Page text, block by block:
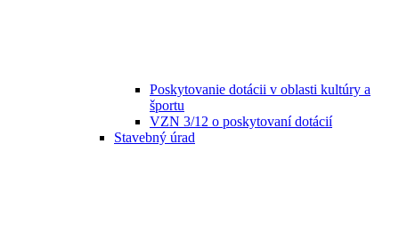
Poskytovanie dotácii v oblasti kultúry a
športu
VZN 3/12 o poskytovaní dotácií
Stavebný úrad